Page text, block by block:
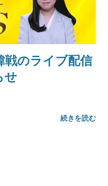
戦のライブ配信
せ
続きを読む